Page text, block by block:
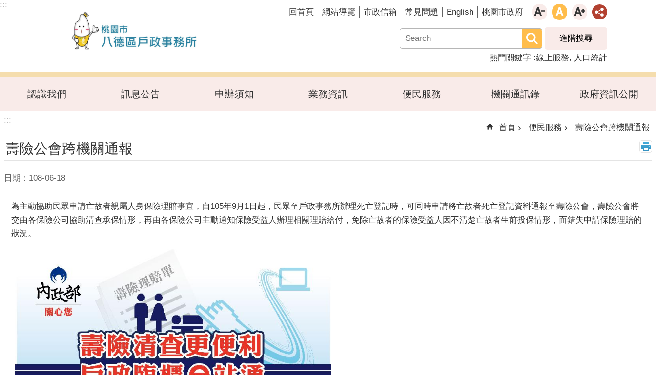
跳到主要內容區塊
:::
回首頁 網站導覽 市政信箱 常見問題 English 桃園市政府
進階搜尋
熱門關鍵字 線上服務 人口統計
認識我們 訊息公告 申辦須知 業務資訊 便民服務 機關通訊錄 政府資訊公開
:::
首頁 便民服務 壽險公會跨機關通報
壽險公會跨機關通報
日期：108-06-18
為主動協助民眾申請亡故者親屬人身保險理賠事宜，自105年9月1日起，民眾至戶政事務所辦理死亡登記時，可同時申請將亡故者死亡登記資料通報至壽險公會，壽險公會將
交由各保險公司協助清查承保情形，再由各保險公司主動通知保險受益人辦理相關理賠給付，免除亡故者的保險受益人因不清楚亡故者生前投保情形，而錯失申請保險理賠的
狀況。